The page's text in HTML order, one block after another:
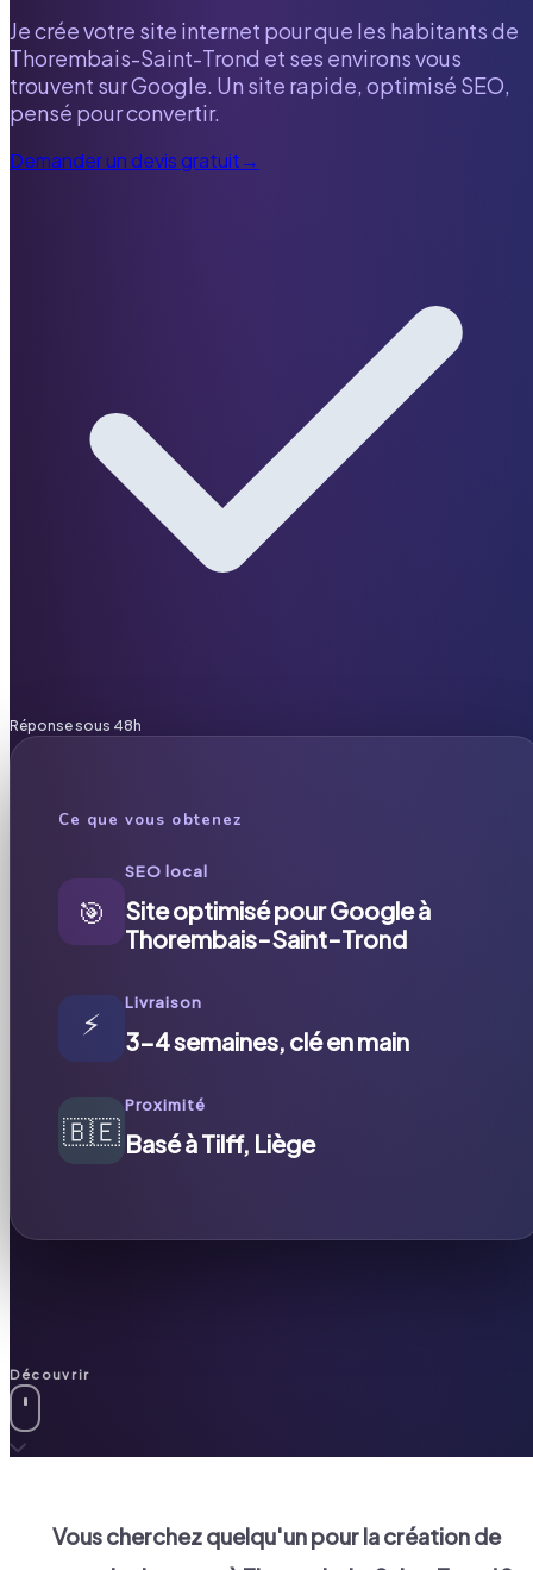
Je crée votre site internet pour que les habitants de
Thorembais-Saint-Trond et ses environs vous
trouvent sur Google. Un site rapide, optimisé SEO,
pensé pour convertir.
Demander un devis gratuit→
Réponse sous 48h
Ce que vous obtenez
🎯
SEO local
Site optimisé pour Google à
Thorembais-Saint-Trond
⚡
Livraison
3-4 semaines, clé en main
🇧🇪
Proximité
Basé à Tilff, Liège
Découvrir
Vous cherchez quelqu'un pour la création de